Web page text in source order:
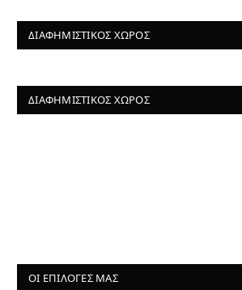
ΔΙΑΦΗΜΙΣΤΙΚΌΣ ΧΏΡΟΣ
ΔΙΑΦΗΜΙΣΤΙΚΌΣ ΧΏΡΟΣ
ΟΙ ΕΠΙΛΟΓΈΣ ΜΑΣ